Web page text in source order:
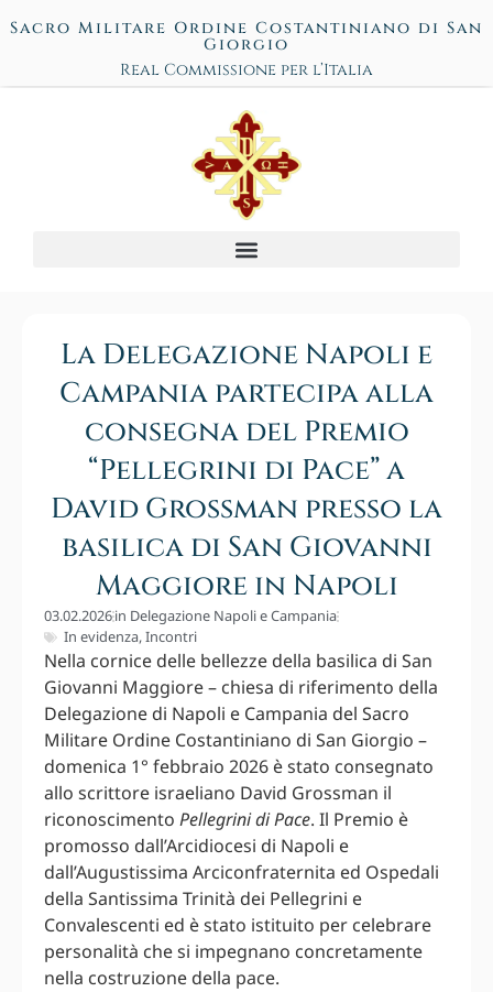
Sacro Militare Ordine Costantiniano di San
Giorgio
Real Commissione per l’Italia
La Delegazione Napoli e
Campania partecipa alla
consegna del Premio
“Pellegrini di Pace” a
David Grossman presso la
basilica di San Giovanni
Maggiore in Napoli
03.02.2026in Delegazione Napoli e Campania
In evidenza,Incontri
Nella cornice delle bellezze della basilica di San
Giovanni Maggiore – chiesa di riferimento della
Delegazione di Napoli e Campania del Sacro
Militare Ordine Costantiniano di San Giorgio –
domenica 1° febbraio 2026 è stato consegnato
allo scrittore israeliano David Grossman il
riconoscimento Pellegrini di Pace. Il Premio è
promosso dall’Arcidiocesi di Napoli e
dall’Augustissima Arciconfraternita ed Ospedali
della Santissima Trinità dei Pellegrini e
Convalescenti ed è stato istituito per celebrare
personalità che si impegnano concretamente
nella costruzione della pace.